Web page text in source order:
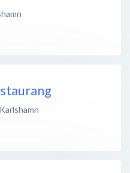
Karlshamn